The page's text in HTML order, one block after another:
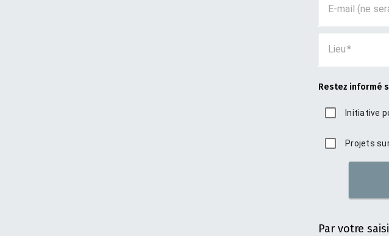
E-mail (ne
Lieu
Restez informé
Initiative
Projets
Par votre